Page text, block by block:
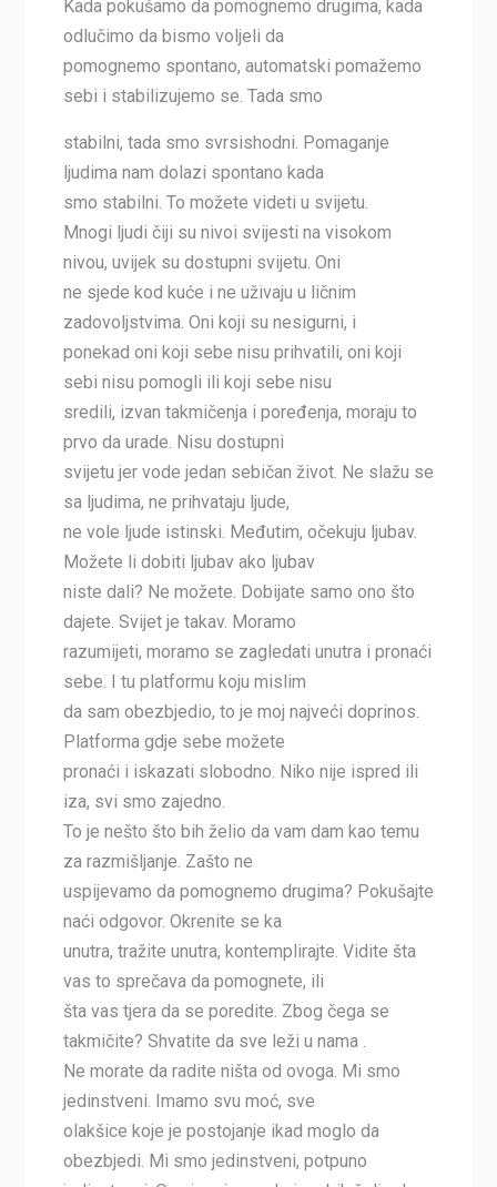
Kada pokušamo da pomognemo drugima, kada
odlučimo da bismo voljeli da
pomognemo spontano, automatski pomažemo
sebi i stabilizujemo se. Tada smo
stabilni, tada smo svrsishodni. Pomaganje
ljudima nam dolazi spontano kada
smo stabilni. To možete videti u svijetu.
Mnogi ljudi čiji su nivoi svijesti na visokom
nivou, uvijek su dostupni svijetu. Oni
ne sjede kod kuće i ne uživaju u ličnim
zadovoljstvima. Oni koji su nesigurni, i
ponekad oni koji sebe nisu prihvatili, oni koji
sebi nisu pomogli ili koji sebe nisu
sredili, izvan takmičenja i poređenja, moraju to
prvo da urade. Nisu dostupni
svijetu jer vode jedan sebičan život. Ne slažu se
sa ljudima, ne prihvataju ljude,
ne vole ljude istinski. Međutim, očekuju ljubav.
Možete li dobiti ljubav ako ljubav
niste dali? Ne možete. Dobijate samo ono što
dajete. Svijet je takav. Moramo
razumijeti, moramo se zagledati unutra i pronaći
sebe. I tu platformu koju mislim
da sam obezbjedio, to je moj najveći doprinos.
Platforma gdje sebe možete
pronaći i iskazati slobodno. Niko nije ispred ili
iza, svi smo zajedno.
To je nešto što bih želio da vam dam kao temu
za razmišljanje. Zašto ne
uspijevamo da pomognemo drugima? Pokušajte
naći odgovor. Okrenite se ka
unutra, tražite unutra, kontemplirajte. Vidite šta
vas to sprečava da pomognete, ili
šta vas tjera da se poredite. Zbog čega se
takmičite? Shvatite da sve leži u nama .
Ne morate da radite ništa od ovoga. Mi smo
jedinstveni. Imamo svu moć, sve
olakšice koje je postojanje ikad moglo da
obezbjedi. Mi smo jedinstveni, potpuno